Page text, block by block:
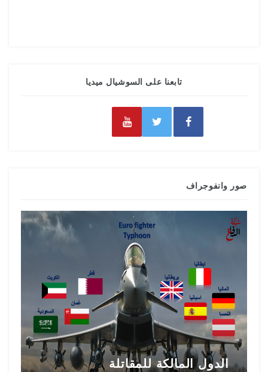
تابعنا على السوشيال ميديا
صور وانفوجراف
الدول المالكة للمقاتلة